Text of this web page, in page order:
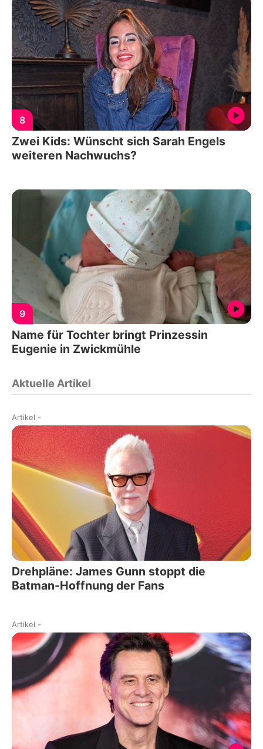
8
Zwei Kids: Wünscht sich Sarah Engels
weiteren Nachwuchs?
9
Name für Tochter bringt Prinzessin
Eugenie in Zwickmühle
Aktuelle Artikel
Artikel -
Drehpläne: James Gunn stoppt die
Batman-Hoffnung der Fans
Artikel -